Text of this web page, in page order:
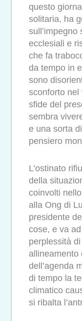
questo
solitaria, ha
ecclesiali e
che fa
da tempo in
sono
sconforto nel
sfide del
sembra
e una sorta
pensiero
L’ostinato
della
coinvolti
alla Ong di
presidente
cose, e va
perplessità
allineamento
dell’agenda
di tempo la
climatico
si ribalta